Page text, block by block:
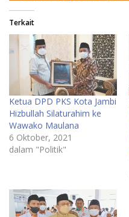
Terkait
Ketua DPD PKS Kota Jambi
Hizbullah Silaturahim ke
Wawako Maulana
6 Oktober, 2021
dalam "Politik"